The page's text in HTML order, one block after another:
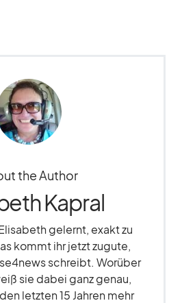
the Author
Kapral
gelernt, exakt zu
kommt ihr jetzt zugute,
schreibt. Worüber
sie dabei ganz genau,
letzten 15 Jahren mehr